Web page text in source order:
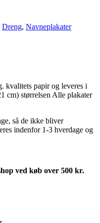
Dreng, Navneplakater
kvalitets papir og leveres i
cm) størrelsen Alle plakater
så de ikke bliver
indenfor 1-3 hverdage og
ved køb over 500 kr.